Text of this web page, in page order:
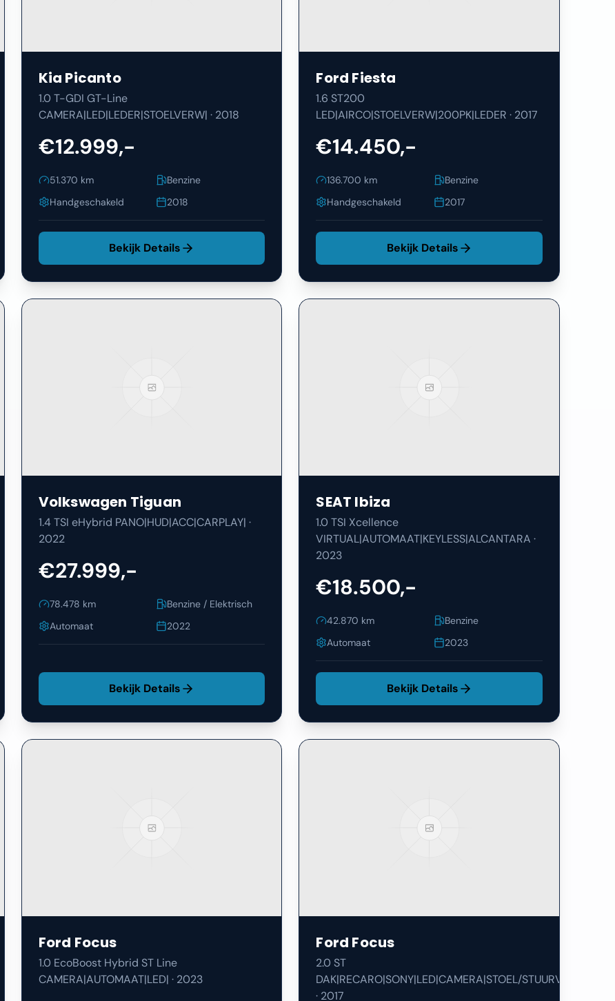
Kia Picanto
1.0 T-GDI GT-Line
CAMERA|LED|LEDER|STOELVERW| · 2018
€12.999,-
51.370 km
Benzine
Handgeschakeld
2018
Bekijk Details
Ford Fiesta
1.6 ST200
LED|AIRCO|STOELVERW|200PK|LEDER · 2017
€14.450,-
136.700 km
Benzine
Handgeschakeld
2017
Bekijk Details
Volkswagen Tiguan
1.4 TSI eHybrid PANO|HUD|ACC|CARPLAY| ·
2022
€27.999,-
78.478 km
Benzine / Elektrisch
Automaat
2022
Bekijk Details
SEAT Ibiza
1.0 TSI Xcellence
VIRTUAL|AUTOMAAT|KEYLESS|ALCANTARA ·
2023
€18.500,-
42.870 km
Benzine
Automaat
2023
Bekijk Details
Ford Focus
1.0 EcoBoost Hybrid ST Line
CAMERA|AUTOMAAT|LED| · 2023
Ford Focus
2.0 ST
DAK|RECARO|SONY|LED|CAMERA|STOEL/STUURVERW|
· 2017